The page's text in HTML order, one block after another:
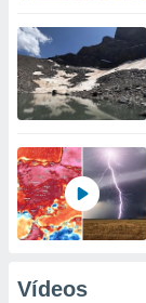
Vídeos